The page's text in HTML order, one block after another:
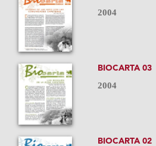
2004
BIOCARTA 03
2004
BIOCARTA 02